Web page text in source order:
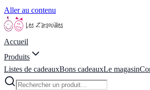
Aller au contenu
Accueil
Produits
Listes de cadeauxBons cadeauxLe magasin